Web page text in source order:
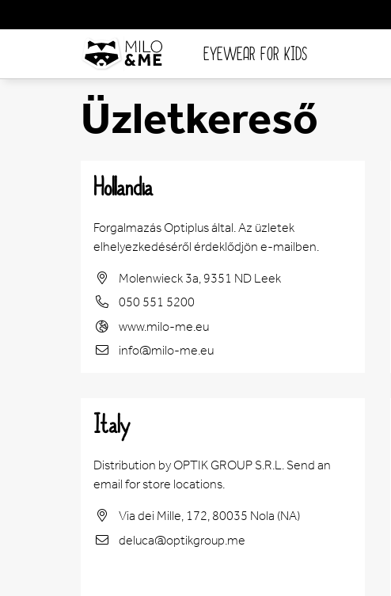
EYEWEAR FOR KIDS
Üzletkereső
Hollandia
Forgalmazás Optiplus által. Az üzletek
elhelyezkedéséről érdeklődjön e-mailben.
Molenwieck 3a, 9351 ND Leek
050 551 5200
www.milo-me.eu
info@milo-me.eu
Italy
Distribution by OPTIK GROUP S.R.L. Send an
email for store locations.
Via dei Mille, 172, 80035 Nola (NA)
deluca@optikgroup.me